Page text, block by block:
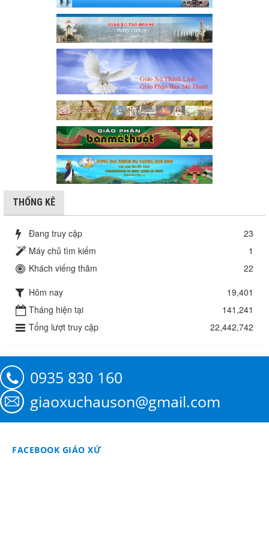
THỐNG KÊ
Đang truy cập
23
Máy chủ tìm kiếm
1
Khách viếng thăm
22
Hôm nay
19,401
Tháng hiện tại
141,241
Tổng lượt truy cập
22,442,742
0935 830 160
giaoxuchauson@gmail.com
FACEBOOK GIÁO XỨ